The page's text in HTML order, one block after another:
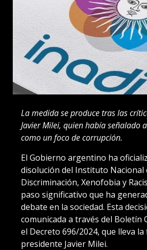
La medida se produce tras las
Javier Milei, quien había señalado
como un foco de corrupción.
El Gobierno argentino ha
disolución del Instituto Nacional
Discriminación, Xenofobia y
paso significativo que ha
debate en la sociedad. Esta
comunicada a través del Boletín
el Decreto 696/2024, que lleva la
presidente Javier Milei.